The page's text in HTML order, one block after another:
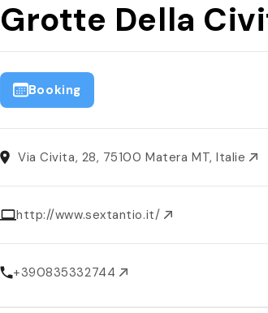
Grotte Della
Booking
Via Civita, 28, 75100 Matera MT, Italie
http://www.sextantio.it/
+390835332744